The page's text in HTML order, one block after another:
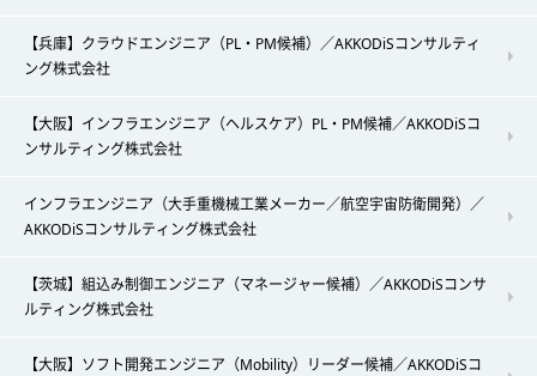
【兵庫】クラウドエンジニア（PL・PM候補）／AKKODiSコンサルティ
ング株式会社
【大阪】インフラエンジニア（ヘルスケア）PL・PM候補／AKKODiSコ
ンサルティング株式会社
インフラエンジニア（大手重機械工業メーカー／航空宇宙防衛開発）／
AKKODiSコンサルティング株式会社
【茨城】組込み制御エンジニア（マネージャー候補）／AKKODiSコンサ
ルティング株式会社
【大阪】ソフト開発エンジニア（Mobility）リーダー候補／AKKODiSコ